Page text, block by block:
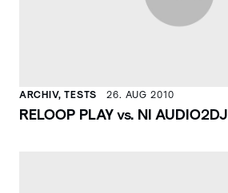
ARCHIV, TESTS 26. AUG 2010
RELOOP PLAY vs. NI AUDIO2DJ